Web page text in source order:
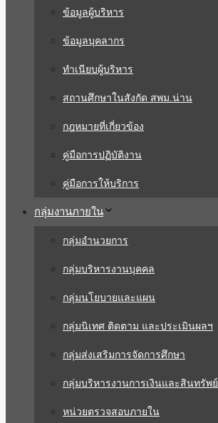
ข้อมูลผู้บริหาร
ข้อมูลบุคลากร
ทำเนียบผู้บริหาร
สถานศึกษาในสังกัด สพม.น่าน
กฎหมายที่เกี่ยวข้อง
คู่มือการปฏิบัติงาน
คู่มือการให้บริการ
กลุ่มงานภายใน
กลุ่มอำนวยการ
กลุ่มบริหารงานบุคคล
กลุ่มนโยบายและแผน
กลุ่มนิเทศ ติดตาม และประเมินผลฯ
กลุ่มส่งเสริมการจัดการศึกษา
กลุ่มบริหารงานการเงินและสินทรัพย์
หน่วยตรวจสอบภายใน